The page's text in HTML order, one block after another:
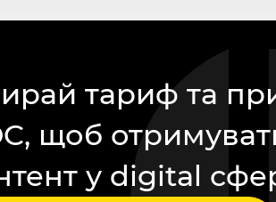
тариф та
щоб
у digital